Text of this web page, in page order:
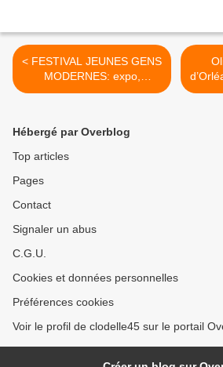
< FESTIVAL JEUNES GENS
MODERNES: expo,
musique, danse
2019
bilan
Hébergé par Overblog
Top articles
Pages
Contact
Signaler un abus
C.G.U.
Cookies et données personnelles
Préférences cookies
Voir le profil de clodelle45 sur le portail